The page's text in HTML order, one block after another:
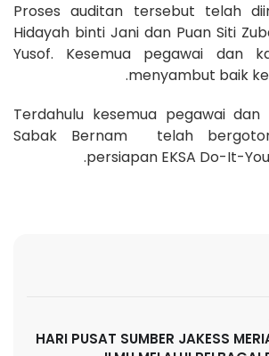
Proses auditan tersebut telah
Hidayah binti Jani dan Puan Siti
Yusof. Kesemua pegawai dan
menyambut baik
Terdahulu kesemua pegawai dan
Sabak Bernam telah
persiapan EKSA Do-It-
HARI PUSAT SUMBER JAKESS